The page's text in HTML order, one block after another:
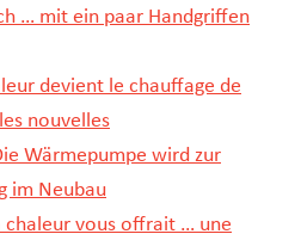
… mit ein paar Handgriffen
devient le chauffage de
nouvelles
Wärmepumpe wird zur
im Neubau
chaleur vous offrait … une